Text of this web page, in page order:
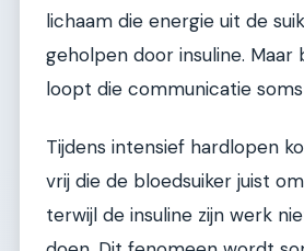
lichaam die energie uit de
geholpen door insuline. Maar
loopt die communicatie soms
Tijdens intensief hardlopen
vrij die de bloedsuiker juist
terwijl de insuline zijn werk